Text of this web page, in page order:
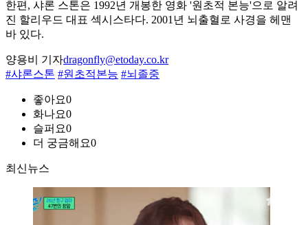
한편, 샤론 스톤은 1992년 개봉한 영화 '원초적 본능'으로 알려
진 할리우드 대표 섹시스타다. 2001년 뇌출혈로 사경을 헤맨
바 있다.
양용비 기자dragonfly@etoday.co.kr
#샤론스톤 #원초적본능 #뇌졸중
좋아요0
화나요0
슬퍼요0
더 궁금해요0
최신뉴스